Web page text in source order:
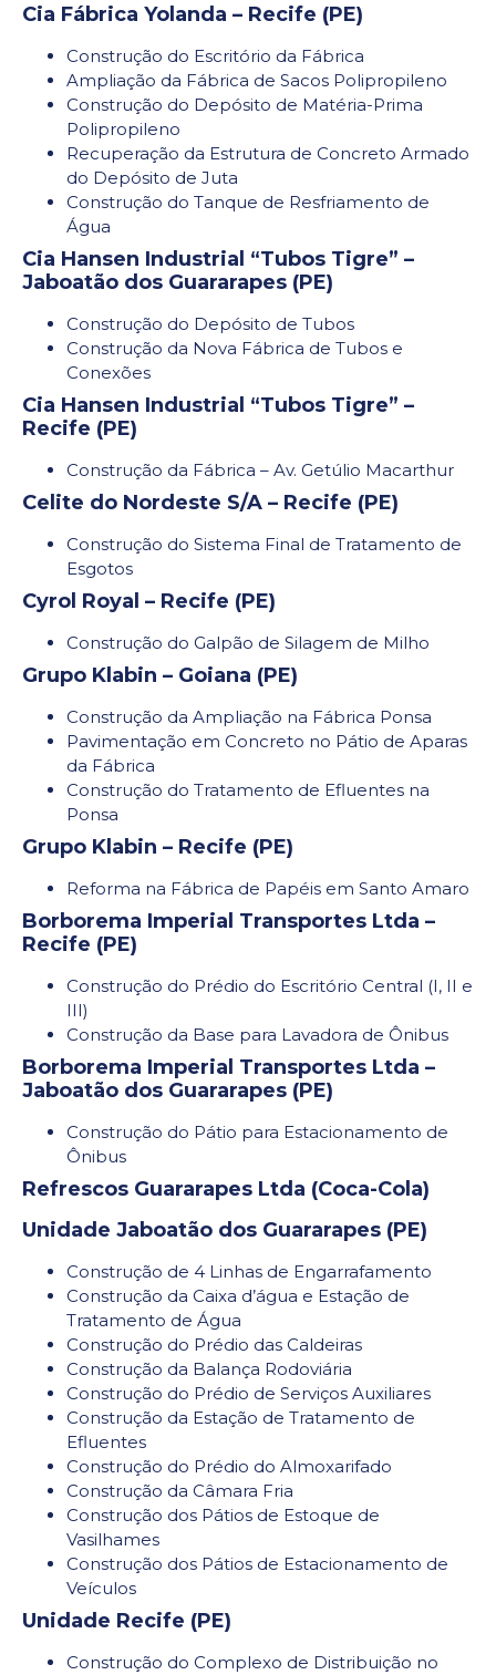
Cia Fábrica Yolanda – Recife (PE)
Construção do Escritório da Fábrica
Ampliação da Fábrica de Sacos Polipropileno
Construção do Depósito de Matéria-Prima
Polipropileno
Recuperação da Estrutura de Concreto Armado
do Depósito de Juta
Construção do Tanque de Resfriamento de
Água
Cia Hansen Industrial “Tubos Tigre” –
Jaboatão dos Guararapes (PE)
Construção do Depósito de Tubos
Construção da Nova Fábrica de Tubos e
Conexões
Cia Hansen Industrial “Tubos Tigre” –
Recife (PE)
Construção da Fábrica – Av. Getúlio Macarthur
Celite do Nordeste S/A – Recife (PE)
Construção do Sistema Final de Tratamento de
Esgotos
Cyrol Royal – Recife (PE)
Construção do Galpão de Silagem de Milho
Grupo Klabin – Goiana (PE)
Construção da Ampliação na Fábrica Ponsa
Pavimentação em Concreto no Pátio de Aparas
da Fábrica
Construção do Tratamento de Efluentes na
Ponsa
Grupo Klabin – Recife (PE)
Reforma na Fábrica de Papéis em Santo Amaro
Borborema Imperial Transportes Ltda –
Recife (PE)
Construção do Prédio do Escritório Central (I, II e
III)
Construção da Base para Lavadora de Ônibus
Borborema Imperial Transportes Ltda –
Jaboatão dos Guararapes (PE)
Construção do Pátio para Estacionamento de
Ônibus
Refrescos Guararapes Ltda (Coca-Cola)
Unidade Jaboatão dos Guararapes (PE)
Construção de 4 Linhas de Engarrafamento
Construção da Caixa d’água e Estação de
Tratamento de Água
Construção do Prédio das Caldeiras
Construção da Balança Rodoviária
Construção do Prédio de Serviços Auxiliares
Construção da Estação de Tratamento de
Efluentes
Construção do Prédio do Almoxarifado
Construção da Câmara Fria
Construção dos Pátios de Estoque de
Vasilhames
Construção dos Pátios de Estacionamento de
Veículos
Unidade Recife (PE)
Construção do Complexo de Distribuição no